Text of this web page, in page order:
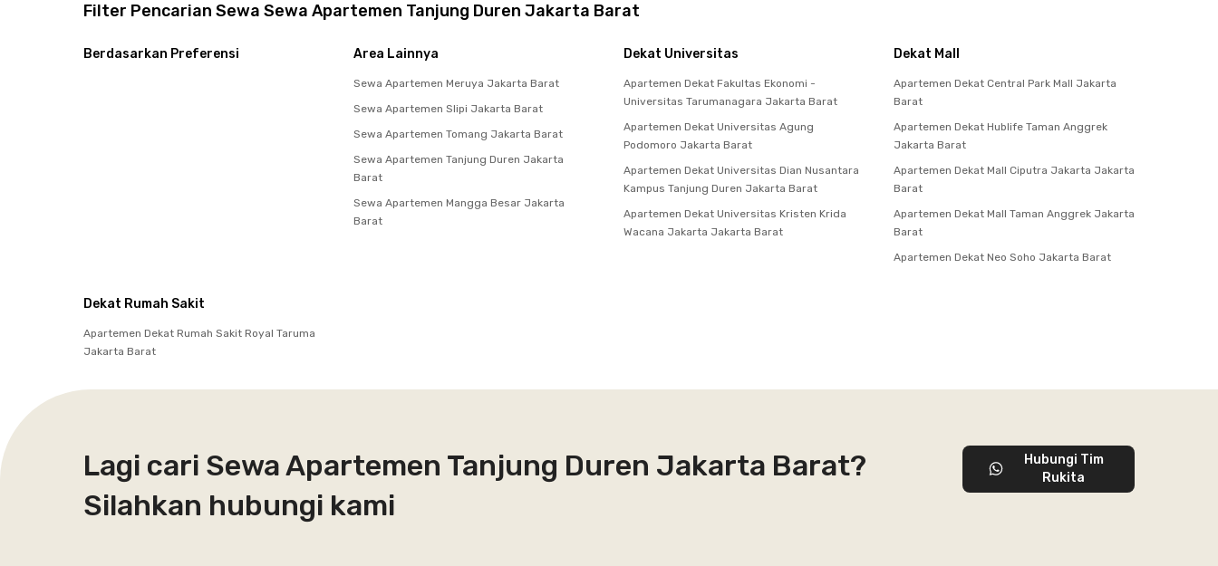
Filter Pencarian Sewa Sewa Apartemen Tanjung Duren Jakarta Barat
Berdasarkan Preferensi Area Lainnya
Sewa Apartemen Meruya Jakarta Barat
Sewa Apartemen Slipi Jakarta Barat
Sewa Apartemen Tomang Jakarta Barat
Sewa Apartemen Tanjung Duren Jakarta
Barat
Sewa Apartemen Mangga Besar Jakarta
Barat
Dekat Universitas
Apartemen Dekat Fakultas Ekonomi -
Universitas Tarumanagara Jakarta Barat
Apartemen Dekat Universitas Agung
Podomoro Jakarta Barat
Apartemen Dekat Universitas Dian Nusantara
Kampus Tanjung Duren Jakarta Barat
Apartemen Dekat Universitas Kristen Krida
Wacana Jakarta Jakarta Barat
Dekat Mall
Apartemen Dekat Central Park Mall Jakarta
Barat
Apartemen Dekat Hublife Taman Anggrek
Jakarta Barat
Apartemen Dekat Mall Ciputra Jakarta Jakarta
Barat
Apartemen Dekat Mall Taman Anggrek Jakarta
Barat
Apartemen Dekat Neo Soho Jakarta Barat
Dekat Rumah Sakit
Apartemen Dekat Rumah Sakit Royal Taruma
Jakarta Barat
Lagi cari Sewa Apartemen Tanjung Duren Jakarta Barat?
Silahkan hubungi kami
Hubungi Tim
Rukita